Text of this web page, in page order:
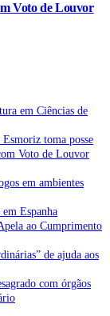
Voto de Louvor
em Ciências de
toma posse
Voto de Louvor
em ambientes
Espanha
ao Cumprimento
de ajuda aos
com órgãos